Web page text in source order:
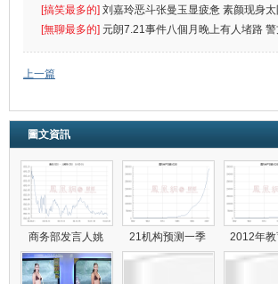
[搞笑最多的] 刘嘉玲恶斗张曼玉显疲惫 素颜现身
遮
[無聊最多的] 元朗7.21事件八個月晚上有人堵路
催
上一篇
圖文資訊
商务部发言人姚 21机构预测一季 2012年教